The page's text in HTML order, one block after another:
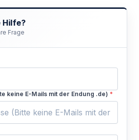
Hilfe?
Frage
keine E-Mails mit der Endung .de) *